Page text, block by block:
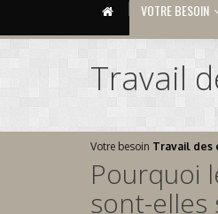
VOTRE BESOIN
Travail
Votre besoin Travail des
Pourquoi
sont-elles